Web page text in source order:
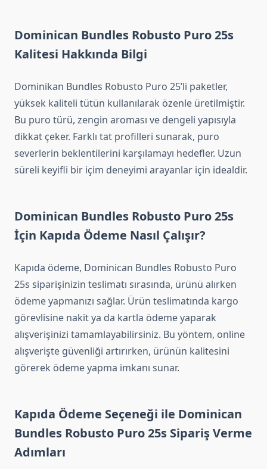
Dominican Bundles Robusto Puro 25s
Kalitesi Hakkında Bilgi
Dominikan Bundles Robusto Puro 25’li paketler,
yüksek kaliteli tütün kullanılarak özenle üretilmiştir.
Bu puro türü, zengin aroması ve dengeli yapısıyla
dikkat çeker. Farklı tat profilleri sunarak, puro
severlerin beklentilerini karşılamayı hedefler. Uzun
süreli keyifli bir içim deneyimi arayanlar için idealdir.
Dominican Bundles Robusto Puro 25s
İçin Kapıda Ödeme Nasıl Çalışır?
Kapıda ödeme, Dominican Bundles Robusto Puro
25s siparişinizin teslimatı sırasında, ürünü alırken
ödeme yapmanızı sağlar. Ürün teslimatında kargo
görevlisine nakit ya da kartla ödeme yaparak
alışverişinizi tamamlayabilirsiniz. Bu yöntem, online
alışverişte güvenliği artırırken, ürünün kalitesini
görerek ödeme yapma imkanı sunar.
Kapıda Ödeme Seçeneği ile Dominican
Bundles Robusto Puro 25s Sipariş Verme
Adımları